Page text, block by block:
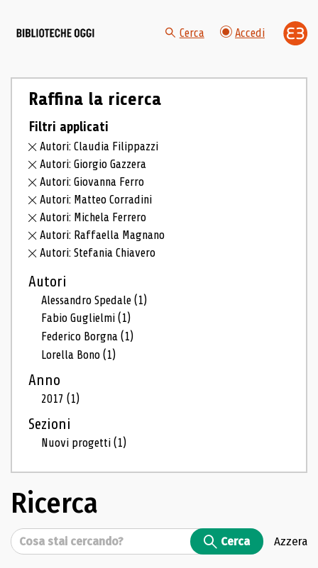
Cerca Accedi
Raffina la ricerca
Filtri applicati
Autori: Claudia Filippazzi
Autori: Giorgio Gazzera
Autori: Giovanna Ferro
Autori: Matteo Corradini
Autori: Michela Ferrero
Autori: Raffaella Magnano
Autori: Stefania Chiavero
Autori
Alessandro Spedale(1)
Fabio Guglielmi(1)
Federico Borgna(1)
Lorella Bono(1)
Anno
2017(1)
Sezioni
Nuovi progetti(1)
Ricerca
Cerca Cerca Azzera